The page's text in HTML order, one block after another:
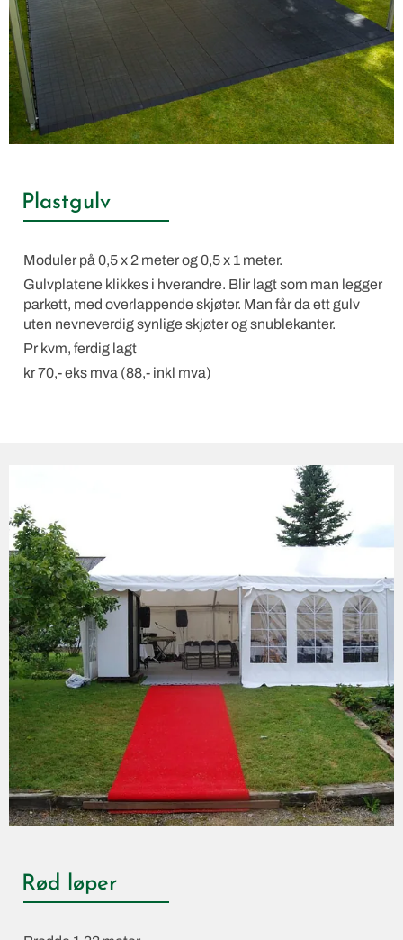
Plastgulv
Moduler på 0,5 x 2 meter og 0,5 x 1 meter.
Gulvplatene klikkes i hverandre. Blir lagt som man legger
parkett, med overlappende skjøter. Man får da ett gulv
uten nevneverdig synlige skjøter og snublekanter.
Pr kvm, ferdig lagt
kr 70,- eks mva (88,- inkl mva)
Rød løper